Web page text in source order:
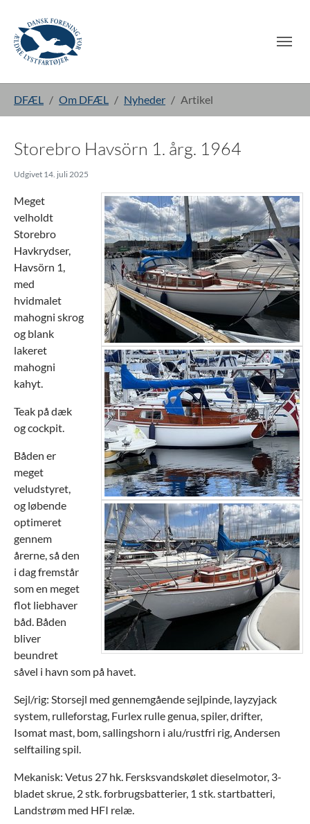
DFÆL Om DFÆL Nyheder Artikel
Storebro Havsörn 1. årg. 1964
Udgivet 14. juli 2025
Meget
velholdt
Storebro
Havkrydser,
Havsörn 1,
med
hvidmalet
mahogni skrog
og blank
lakeret
mahogni
kahyt.
Teak på dæk
og cockpit.
Båden er
meget
veludstyret,
og løbende
optimeret
gennem
årerne, så den
i dag fremstår
som en meget
flot liebhaver
båd. Båden
bliver
beundret
såvel i havn som på havet.
Sejl/rig: Storsejl med gennemgående sejlpinde, layzyjack
system, rulleforstag, Furlex rulle genua, spiler, drifter,
Isomat mast, bom, sallingshorn i alu/rustfri rig, Andersen
selftailing spil.
Mekanisk: Vetus 27 hk. Fersksvandskølet dieselmotor, 3-
bladet skrue, 2 stk. forbrugsbatterier, 1 stk. startbatteri,
Landstrøm med HFI relæ.